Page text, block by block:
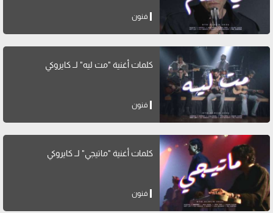
فنون
كلمات أغنية "مت ليه" لــ كايروكي
فنون
كلمات أغنية "ماتيجي" لــ كايروكي
فنون